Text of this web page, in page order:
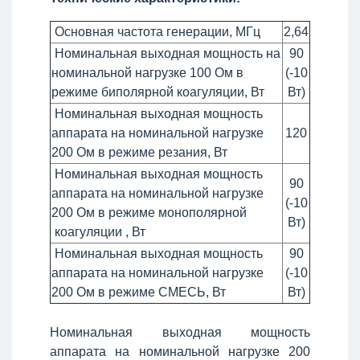
Основная частота генерации, МГц
2,64
Номинальная выходная мощность на
номинальной нагрузке 100 Ом в
режиме биполярной коагуляции, Вт
90
(-10
Вт)
Номинальная выходная мощность
аппарата на номинальной нагрузке
200 Ом в режиме резания, Вт
120
Номинальная выходная мощность
аппарата на номинальной нагрузке
200 Ом в режиме монополярной
коагуляции , Вт
90
(-10
Вт)
Номинальная выходная мощность
аппарата на номинальной нагрузке
200 Ом в режиме СМЕСЬ, Вт
90
(-10
Вт)
Номинальная выходная мощность
аппарата на номинальной нагрузке 200